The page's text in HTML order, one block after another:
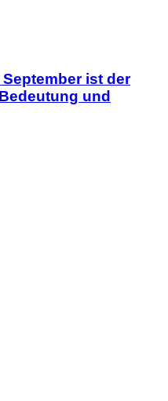
ist der
und